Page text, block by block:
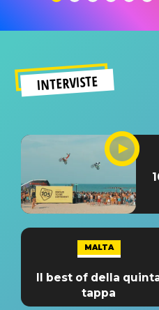
INTERVISTE
MALTA
Il best of della
tappa